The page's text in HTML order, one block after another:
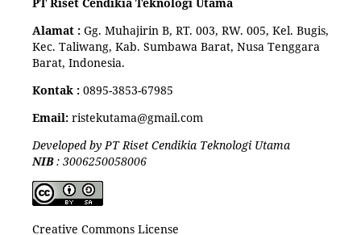
Alamat : Gg. Muhajirin B, RT. 003, RW. 005, Kel. Bugis,
Kec. Taliwang, Kab. Sumbawa Barat, Nusa Tenggara
Barat, Indonesia.
Kontak : 0895-3853-67985
Email:ristekutama@gmail.com
Developed by PT Riset Cendikia Teknologi Utama
NIB: 3006250058006
Creative Commons License